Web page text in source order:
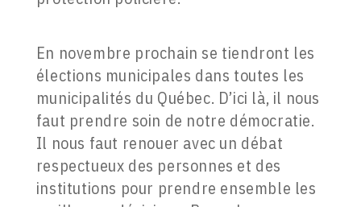
En novembre prochain se tiendront les
élections municipales dans toutes les
municipalités du Québec. D’ici là, il nous
faut prendre soin de notre démocratie.
Il nous faut renouer avec un débat
respectueux des personnes et des
institutions pour prendre ensemble les